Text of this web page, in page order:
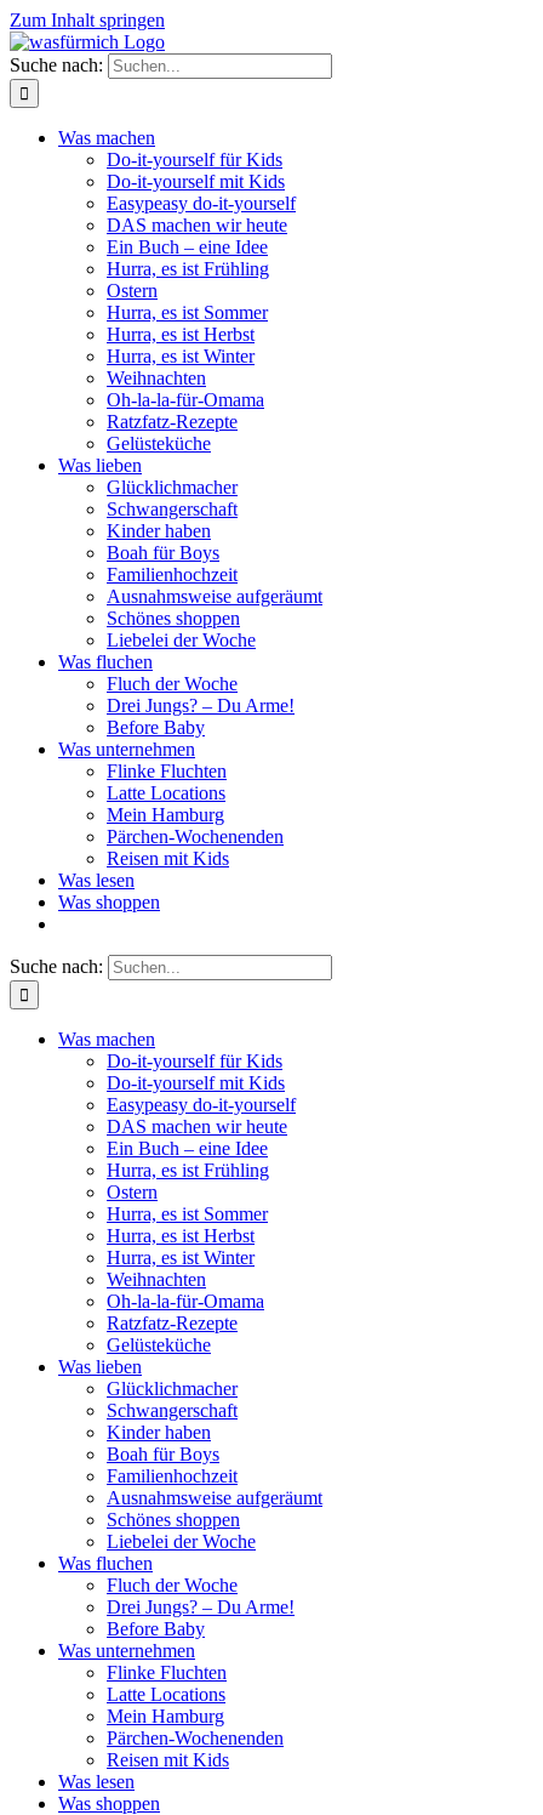
Zum Inhalt springen
Suche nach:
Was machen
Do-it-yourself für Kids
Do-it-yourself mit Kids
Easypeasy do-it-yourself
DAS machen wir heute
Ein Buch – eine Idee
Hurra, es ist Frühling
Ostern
Hurra, es ist Sommer
Hurra, es ist Herbst
Hurra, es ist Winter
Weihnachten
Oh-la-la-für-Omama
Ratzfatz-Rezepte
Gelüsteküche
Was lieben
Glücklichmacher
Schwangerschaft
Kinder haben
Boah für Boys
Familienhochzeit
Ausnahmsweise aufgeräumt
Schönes shoppen
Liebelei der Woche
Was fluchen
Fluch der Woche
Drei Jungs? – Du Arme!
Before Baby
Was unternehmen
Flinke Fluchten
Latte Locations
Mein Hamburg
Pärchen-Wochenenden
Reisen mit Kids
Was lesen
Was shoppen
Suche nach:
Was machen
Do-it-yourself für Kids
Do-it-yourself mit Kids
Easypeasy do-it-yourself
DAS machen wir heute
Ein Buch – eine Idee
Hurra, es ist Frühling
Ostern
Hurra, es ist Sommer
Hurra, es ist Herbst
Hurra, es ist Winter
Weihnachten
Oh-la-la-für-Omama
Ratzfatz-Rezepte
Gelüsteküche
Was lieben
Glücklichmacher
Schwangerschaft
Kinder haben
Boah für Boys
Familienhochzeit
Ausnahmsweise aufgeräumt
Schönes shoppen
Liebelei der Woche
Was fluchen
Fluch der Woche
Drei Jungs? – Du Arme!
Before Baby
Was unternehmen
Flinke Fluchten
Latte Locations
Mein Hamburg
Pärchen-Wochenenden
Reisen mit Kids
Was lesen
Was shoppen